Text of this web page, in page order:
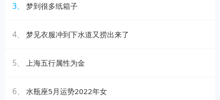
3、 梦到很多纸箱子
4、 梦见衣服冲到下水道又捞出来了
5、 上海五行属性为金
6、 水瓶座5月运势2022年女